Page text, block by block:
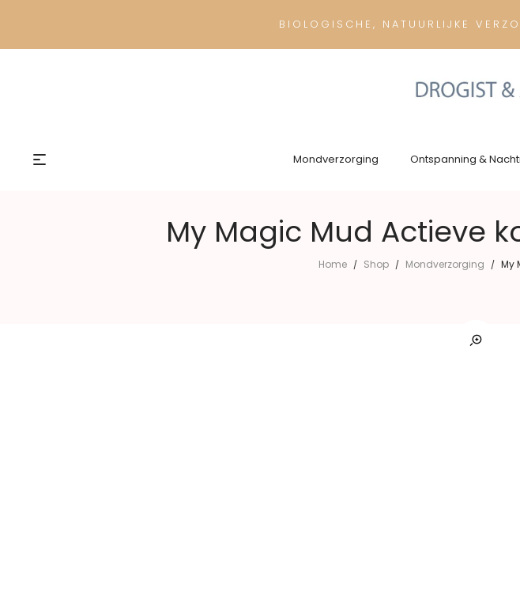
BIOLOGISCHE, NATUURLIJKE
Mondverzorging Ontspanning &
My Magic Mud Actieve
Home / Shop / Mondverzorging / My